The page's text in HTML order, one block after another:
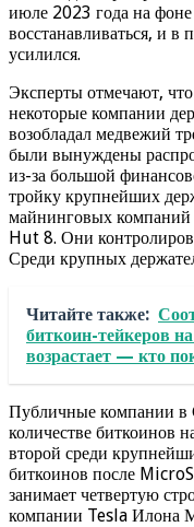
июле 2023 года на
восстанавливаться, и в
усилился.
Эксперты отмечают,
некоторые компании
возобладал медвежий
были вынуждены
из-за большой
тройку крупнейших
майнинговых
Hut 8. Они
Среди крупных
Читайте также:
биткоин-тейкеров
возрастает — кто
Публичные компании в
количестве
второй среди
биткоинов после
занимает четвертую
компании Tesla Илона